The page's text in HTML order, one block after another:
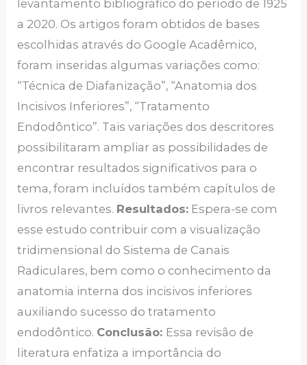
levantamento bibliográfico do período de 1925
a 2020. Os artigos foram obtidos de bases
escolhidas através do Google Acadêmico,
foram inseridas algumas variações como:
“Técnica de Diafanização”, “Anatomia dos
Incisivos Inferiores”, “Tratamento
Endodôntico”. Tais variações dos descritores
possibilitaram ampliar as possibilidades de
encontrar resultados significativos para o
tema, foram incluídos também capítulos de
livros relevantes. Resultados: Espera-se com
esse estudo contribuir com a visualização
tridimensional do Sistema de Canais
Radiculares, bem como o conhecimento da
anatomia interna dos incisivos inferiores
auxiliando sucesso do tratamento
endodôntico. Conclusão: Essa revisão de
literatura enfatiza a importância do